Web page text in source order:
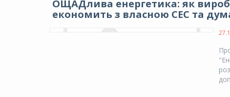
ОЩАДлива енергетика: як
економить з власною СЕС та